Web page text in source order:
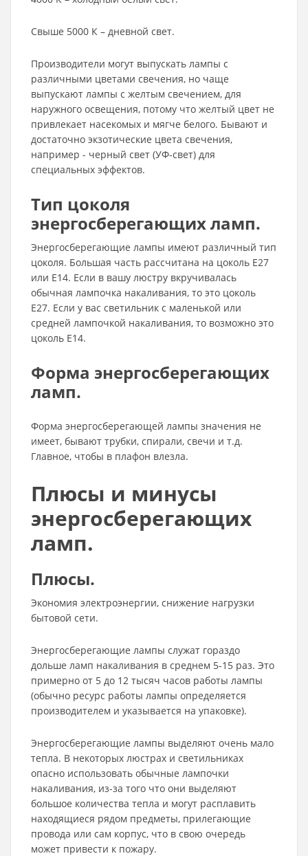
Свыше 5000 К – дневной свет.
Производители могут выпускать лампы с
различными цветами свечения, но чаще
выпускают лампы с желтым свечением, для
наружного освещения, потому что желтый цвет не
привлекает насекомых и мягче белого. Бывают и
достаточно экзотические цвета свечения,
например - черный свет (УФ-свет) для
специальных эффектов.
Тип цоколя
энергосберегающих ламп.
Энергосберегающие лампы имеют различный тип
цоколя. Большая часть рассчитана на цоколь Е27
или Е14. Если в вашу люстру вкручивалась
обычная лампочка накаливания, то это цоколь
Е27. Если у вас светильник с маленькой или
средней лампочкой накаливания, то возможно это
цоколь Е14.
Форма энергосберегающих
ламп.
Форма энергосберегающей лампы значения не
имеет, бывают трубки, спирали, свечи и т.д.
Главное, чтобы в плафон влезла.
Плюсы и минусы
энергосберегающих
ламп.
Плюсы.
Экономия электроэнергии, снижение нагрузки
бытовой сети.
Энергосберегающие лампы служат гораздо
дольше ламп накаливания в среднем 5-15 раз. Это
примерно от 5 до 12 тысяч часов работы лампы
(обычно ресурс работы лампы определяется
производителем и указывается на упаковке).
Энергосберегающие лампы выделяют очень мало
тепла. В некоторых люстрах и светильниках
опасно использовать обычные лампочки
накаливания, из-за того что они выделяют
большое количества тепла и могут расплавить
находящиеся рядом предметы, прилегающие
провода или сам корпус, что в свою очередь
может привести к пожару.